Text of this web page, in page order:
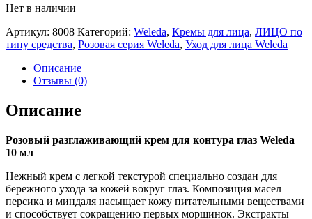
Нет в наличии
Артикул: 8008 Категорий: Weleda, Кремы для лица, ЛИЦО по
типу средства, Розовая серия Weleda, Уход для лица Weleda
Описание
Отзывы (0)
Описание
Розовый разглаживающий крем для контура глаз Weleda
10 мл
Нежный крем с легкой текстурой специально создан для
бережного ухода за кожей вокруг глаз. Композиция масел
персика и миндаля насыщает кожу питательными веществами
и способствует сокращению первых морщинок. Экстракты